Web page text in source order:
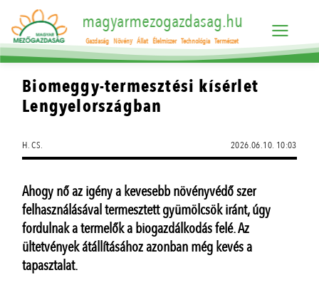
magyarmezogazdasag.hu
Gazdaság Növény Állat Élelmiszer Technológia Természet
Biomeggy-termesztési kísérlet
Lengyelországban
H. CS. 2026.06.10. 10:03
Ahogy nő az igény a kevesebb növényvédő szer
felhasználásával termesztett gyümölcsök iránt, úgy
fordulnak a termelők a biogazdálkodás felé. Az
ültetvények átállításához azonban még kevés a
tapasztalat.